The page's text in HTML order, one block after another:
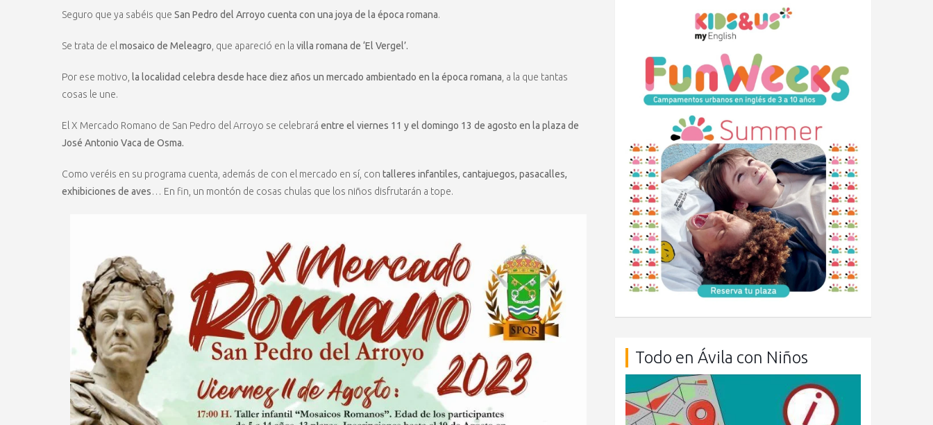
Seguro que ya sabéis que San Pedro del Arroyo cuenta con una joya de la época romana.
Se trata de el mosaico de Meleagro , que apareció en la villa romana de ‘El Vergel’.
Por ese motivo, la localidad celebra desde hace diez años un mercado ambientado en la época romana , a la que tantas
cosas le une.
El X Mercado Romano de San Pedro del Arroyo se celebrará entre el viernes 11 y el domingo 13 de agosto en la plaza de
José Antonio Vaca de Osma.
Como veréis en su programa cuenta, además de con el mercado en sí, con talleres infantiles, cantajuegos, pasacalles,
exhibiciones de aves… En fin, un montón de cosas chulas que los niños disfrutarán a tope.
Todo en Ávila con Niños